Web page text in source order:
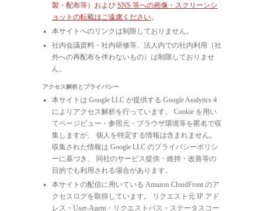
製・配布等）および SNS 等への画像・スクリーンシ
ョットの転載はご遠慮ください。
本サイトへのリンクは制限しておりません。
社内会議資料・社内研修等、法人内での社内利用（社
外への再配布を伴わないもの）は制限しておりませ
ん。
アクセス解析とプライバシー
本サイトは Google LLC が提供する Google Analytics 4
によりアクセス解析を行っています。 Cookie を用い
てページビュー・参照元・ブラウザ環境等を匿名で収
集しますが、 個人を特定する情報は含まれません。
収集された情報は Google LLC のプライバシーポリシ
ーに基づき、 同社のサービス提供・維持・改善等の
目的でも利用される場合があります。
本サイトの配信に用いている Amazon CloudFront のア
クセスログを取得しています。 リクエスト元 IP アド
レス・User-Agent・リクエストパス・ステータスコー